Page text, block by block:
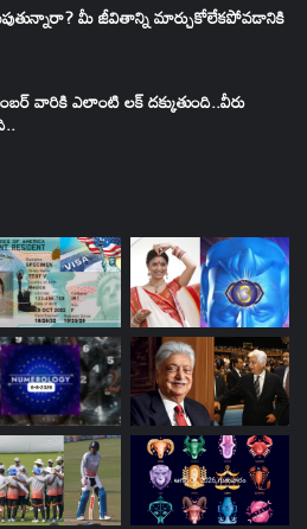
మీ జీవితాన్ని మార్చుకోలేకపోవడానికి
వారికి ఎలాంటి లక్ దక్కుతుంది..వీరు